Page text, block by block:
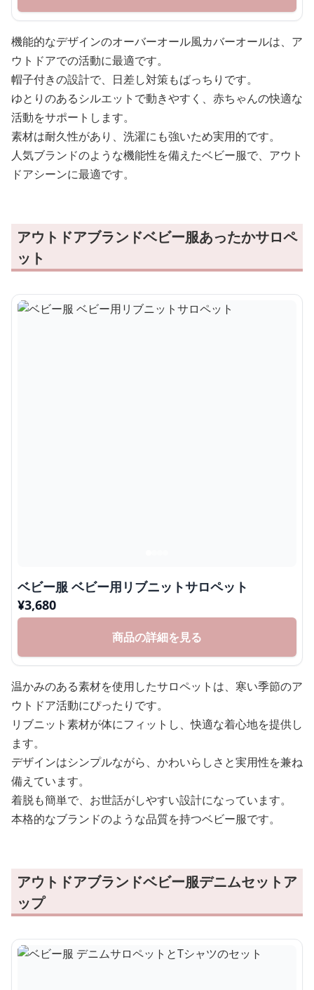
機能的なデザインのオーバーオール風カバーオールは、ア
ウトドアでの活動に最適です。
帽子付きの設計で、日差し対策もばっちりです。
ゆとりのあるシルエットで動きやすく、赤ちゃんの快適な
活動をサポートします。
素材は耐久性があり、洗濯にも強いため実用的です。
人気ブランドのような機能性を備えたベビー服で、アウト
ドアシーンに最適です。
アウトドアブランドベビー服あったかサロペ
ット
ベビー服 ベビー用リブニットサロペット
¥3,680
商品の詳細を見る
温かみのある素材を使用したサロペットは、寒い季節のア
ウトドア活動にぴったりです。
リブニット素材が体にフィットし、快適な着心地を提供し
ます。
デザインはシンプルながら、かわいらしさと実用性を兼ね
備えています。
着脱も簡単で、お世話がしやすい設計になっています。
本格的なブランドのような品質を持つベビー服です。
アウトドアブランドベビー服デニムセットア
ップ